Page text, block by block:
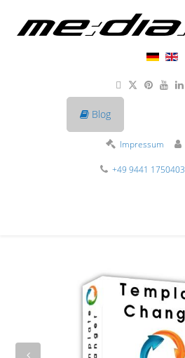
Blog
Impressum
+49 9441 1750403